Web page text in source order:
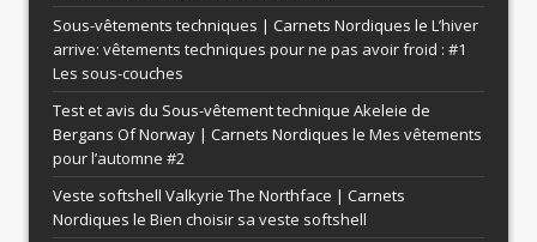
Sous-vêtements techniques | Carnets Nordiques le L’hiver
arrive: vêtements techniques pour ne pas avoir froid : #1
Les sous-couches
Test et avis du Sous-vêtement technique Akeleie de
Bergans Of Norway | Carnets Nordiques le Mes vêtements
pour l’automne #2
Veste softshell Valkyrie The Northface | Carnets
Nordiques le Bien choisir sa veste softshell